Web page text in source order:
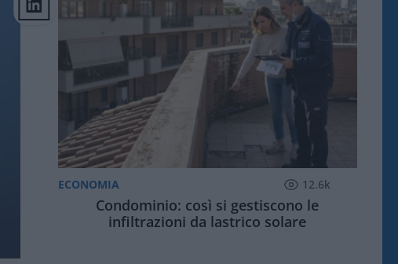
ECONOMIA 12.6k
Condominio: così si gestiscono le
infiltrazioni da lastrico solare